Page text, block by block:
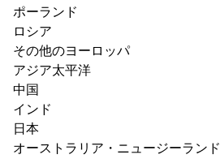
ポーランド
ロシア
その他のヨーロッパ
アジア太平洋
中国
インド
日本
オーストラリア・ニュージーランド